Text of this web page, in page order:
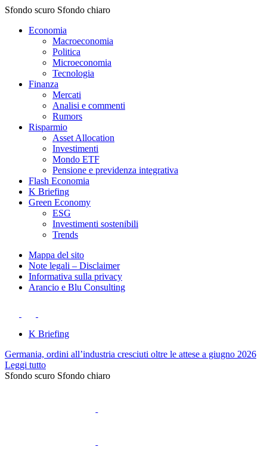
Sfondo scuro Sfondo chiaro
Economia
Macroeconomia
Politica
Microeconomia
Tecnologia
Finanza
Mercati
Analisi e commenti
Rumors
Risparmio
Asset Allocation
Investimenti
Mondo ETF
Pensione e previdenza integrativa
Flash Economia
K Briefing
Green Economy
ESG
Investimenti sostenibili
Trends
Mappa del sito
Note legali – Disclaimer
Informativa sulla privacy
Arancio e Blu Consulting
K Briefing
Germania, ordini all’industria cresciuti oltre le attese a giugno 2026
Leggi tutto
Sfondo scuro Sfondo chiaro